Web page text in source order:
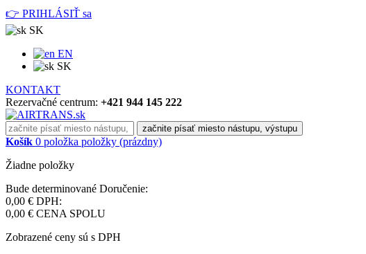
👉 PRIHLÁSIŤ sa
SK
EN
SK
KONTAKT
Rezervačné centrum: +421 944 145 222
začnite písať miesto nástupu, výstupu
Košík 0 položka položky (prázdny)
Žiadne položky
Bude determinované Doručenie:
0,00 € DPH:
0,00 € CENA SPOLU
Zobrazené ceny sú s DPH